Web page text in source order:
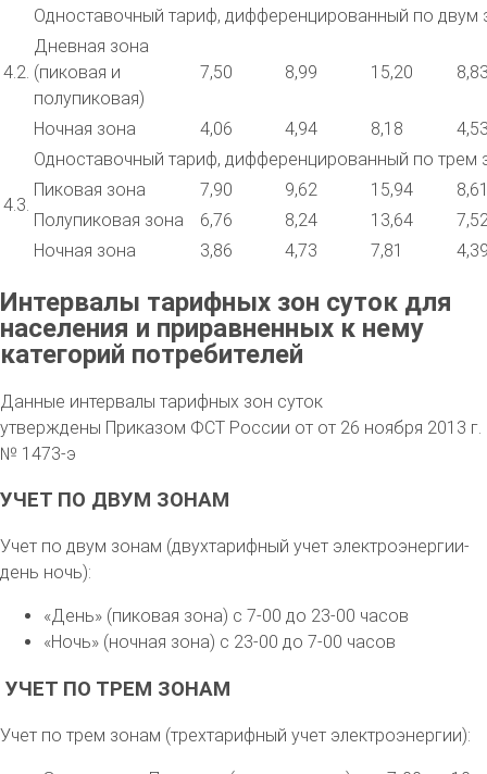
4.2.
Одноставочный тариф, дифференцированный по двум
Дневная зона
(пиковая и
полупиковая)
7,50 8,99 15,20
Ночная зона 4,06 4,94 8,18
4.3.
Одноставочный тариф, дифференцированный по трем
Пиковая зона
7,90 9,62 15,94
Полупиковая зона
6,76 8,24 13,64
Ночная зона
3,86 4,73 7,81
Интервалы тарифных зон суток для
населения и приравненных к нему
категорий потребителей
Данные интервалы тарифных зон суток
утверждены Приказом ФСТ России от от 26 ноября 2013 г.
№ 1473-э
УЧЕТ ПО ДВУМ ЗОНАМ
Учет по двум зонам (двухтарифный учет электроэнергии-
день ночь):
«День» (пиковая зона) с 7-00 до 23-00 часов
«Ночь» (ночная зона) с 23-00 до 7-00 часов
УЧЕТ ПО ТРЕМ ЗОНАМ
Учет по трем зонам (трехтарифный учет электроэнергии):